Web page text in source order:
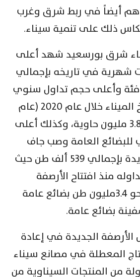
ساهم أيضاً في ربط شرق وغرب
ذلك على تنمية سيناء.
شرق بورسعيد شهد أعلى
شهرية في تاريخه بإجمالي
وأعلى حجم تداول سنوي
للحاويات في تاريخ الميناء خلال عام ٢٠٢٠ (عام
الجائحة) باجمالي ٣.٨ مليون حاوية، وكذلك أعلى
العامة وصب جاف
على الأرصفة الجديدة بإجمالي ٥٣٩ ألف طن حيث
منذ افتتاح الأرصفة
الجديدة بالميناء نحو ٣.٤مليون طن بضائع عامة
الجديدة في إعادة
المعطلة في مصانع سيناء
من المنتجات السيناوية من